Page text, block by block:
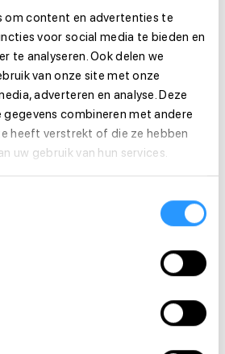
om content en advertenties te
voor social media te bieden en
te analyseren. Ook delen we
van onze site met onze
adverteren en analyse. Deze
combineren met andere
heeft verstrekt of die ze hebben
uw gebruik van hun services.
op het lijf geschreven?